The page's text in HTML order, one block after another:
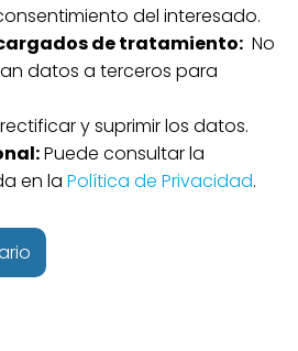
del interesado.
de tratamiento: No
datos a terceros para
y suprimir los datos.
Puede consultar la
en la Política de Privacidad.